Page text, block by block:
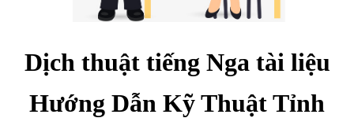
Dịch thuật tiếng Nga tài liệu
Hướng Dẫn Kỹ Thuật Tỉnh